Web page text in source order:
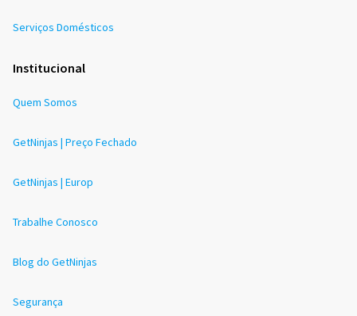
Serviços Domésticos
Institucional
Quem Somos
GetNinjas | Preço Fechado
GetNinjas | Europ
Trabalhe Conosco
Blog do GetNinjas
Segurança